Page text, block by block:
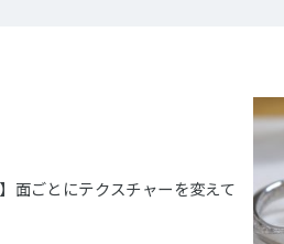
面ごとにテクスチャーを変えて